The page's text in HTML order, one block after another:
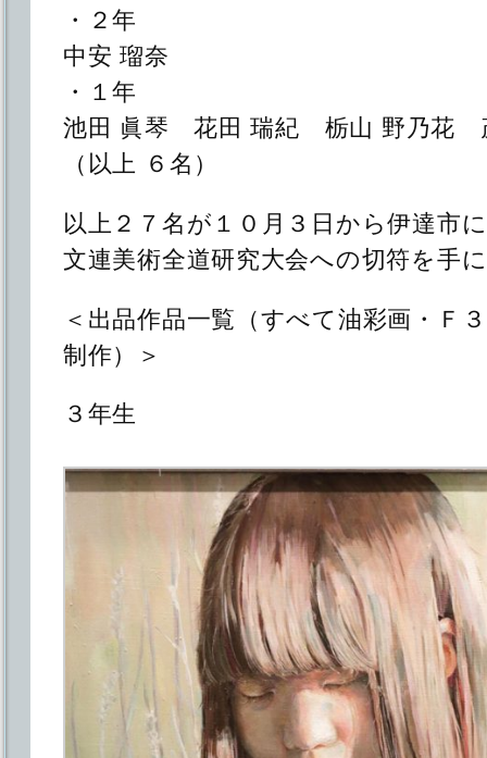
・２年
中安 瑠奈
・１年
池田 眞琴 花田 瑞紀 栃山 野乃花
（以上 ６名）
以上２７名が１０月３日から伊達市
文連美術全道研究大会への切符を手
＜出品作品一覧（すべて油彩画・Ｆ
制作）＞
３年生